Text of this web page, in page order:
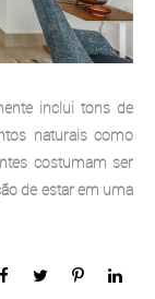
inclui tons de
naturais como
costumam ser
de estar em uma